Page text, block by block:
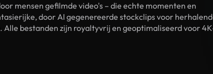
mensen gefilmde video's – die echte momenten en
door AI gegenereerde stockclips voor
bestanden zijn royaltyvrij en geoptimaliseerd voor